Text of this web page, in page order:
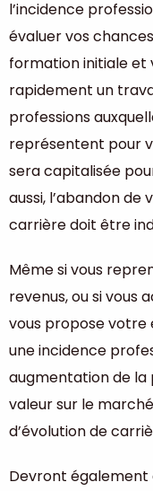
l’incidence
évaluer vos
formation initiale et
rapidement un
professions
représentent pour
sera capitalisée
aussi, l’abandon
carrière doit être
Même si vous
revenus, ou si vous
vous propose votre
une incidence
augmentation de la
valeur sur le
d’évolution de
Devront également